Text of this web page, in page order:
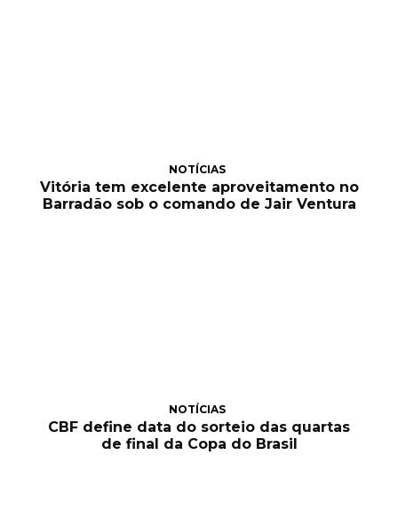
NOTÍCIAS
Vitória tem excelente aproveitamento no
Barradão sob o comando de Jair Ventura
NOTÍCIAS
CBF define data do sorteio das quartas
de final da Copa do Brasil